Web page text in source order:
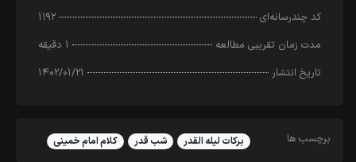
کد چندرسانه‌ای
۱۱۹۲
مدت زمان تقریبی مطالعه
۱ دقیقه
تاریخ انتشار
۱۴۰۲/۰۱/۲۱
برچسب ها برکات لیله القدر شب قدر کلام امام خمینی